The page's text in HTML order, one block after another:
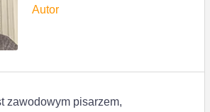
Autor
zawodowym pisarzem,